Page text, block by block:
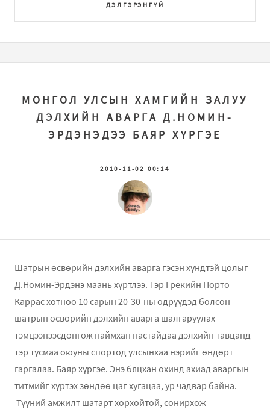
ДЭЛГЭРЭНГҮЙ
МОНГОЛ УЛСЫН ХАМГИЙН ЗАЛУУ
ДЭЛХИЙН АВАРГА Д.НОМИН-
ЭРДЭНЭДЭЭ БАЯР ХҮРГЭЕ
2010-11-02 00:14
Шатрын өсвөрийн дэлхийн аварга гэсэн хүндтэй цолыг
Д.Номин-Эрдэнэ маань хүртлээ. Тэр Грекийн Порто
Каррас хотноо 10 сарын 20-30-ны өдрүүдэд болсон
шатрын өсвөрийн дэлхийн аварга шалгаруулах
тэмцээнээсдөнгөж наймхан настайдаа дэлхийн тавцанд
тэр тусмаа оюуны спортод улсынхаа нэрийг өндөрт
гаргалаа. Баяр хүргэе. Энэ бяцхан охинд ахиад аваргын
титмийг хүртэх зөндөө цаг хугацаа, ур чадвар байна.
Түүний амжилт шатарт хорхойтой, сонирхож